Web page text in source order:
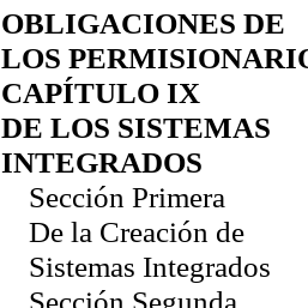
OBLIGACIONES DE
LOS
CAPÍTULO IX
DE LOS SISTEMAS
INTEGRADOS
Sección Primera
De la Creación de
Sistemas Integrados